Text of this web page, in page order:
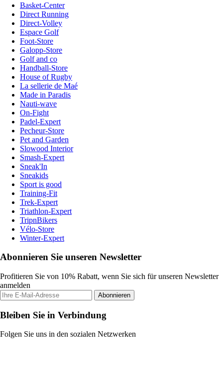
Basket-Center
Direct Running
Direct-Volley
Espace Golf
Foot-Store
Galopp-Store
Golf and co
Handball-Store
House of Rugby
La sellerie de Maé
Made in Paradis
Nauti-wave
On-Fight
Padel-Expert
Pecheur-Store
Pet and Garden
Slowood Interior
Smash-Expert
Sneak'In
Sneakids
Sport is good
Training-Fit
Trek-Expert
Triathlon-Expert
TripnBikers
Vélo-Store
Winter-Expert
Abonnieren Sie unseren Newsletter
Profitieren Sie von 10% Rabatt, wenn Sie sich für unseren Newsletter
anmelden
Abonnieren
Bleiben Sie in Verbindung
Folgen Sie uns in den sozialen Netzwerken